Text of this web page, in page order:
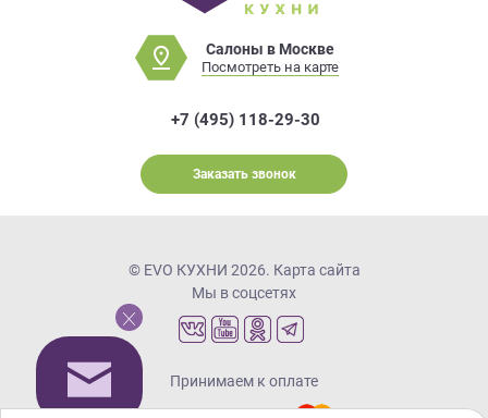
Салоны в Москве
Посмотреть на карте
+7 (495) 118-29-30
Заказать звонок
© EVO КУХНИ 2026. Карта сайта
Мы в соцсетях
Принимаем к оплате